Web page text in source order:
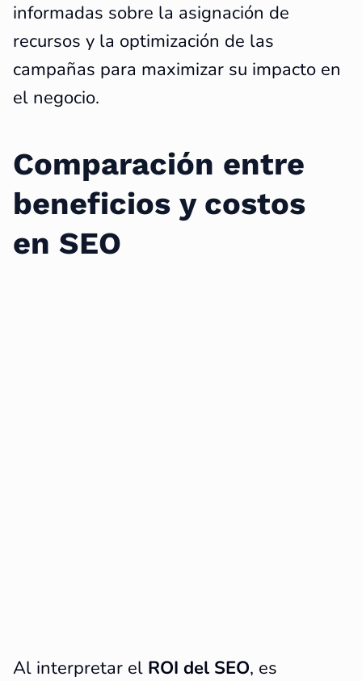
informadas sobre la asignación de
recursos y la optimización de las
campañas para maximizar su impacto en
el negocio.
Comparación entre
beneficios y costos
en SEO
Al interpretar el ROI del SEO, es